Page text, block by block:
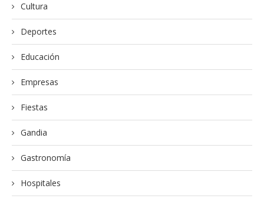
Cultura
Deportes
Educación
Empresas
Fiestas
Gandia
Gastronomía
Hospitales